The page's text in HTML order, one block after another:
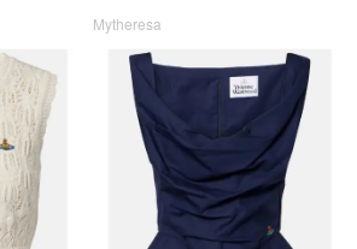
Mytheresa